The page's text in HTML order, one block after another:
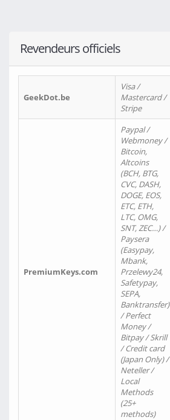
Revendeurs officiels
GeekDot.be
Visa /
Mastercard /
Stripe
PremiumKeys.com
Paypal /
Webmoney /
Bitcoin,
Altcoins
(BCH, BTG,
CVC, DASH,
DOGE, EOS,
ETC, ETH,
LTC, OMG,
SNT, ZEC…) /
Paysera
(Easypay,
Mbank,
Przelewy24,
Safetypay,
SEPA,
Banktransfer)
/ Perfect
Money /
Bitpay / Skrill
/ Credit card
(Japan Only) /
Neteller /
Local
Methods
(25+
methods)